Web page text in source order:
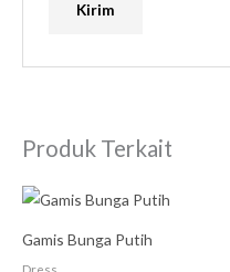
Produk Terkait
Gamis Bunga Putih
Dress